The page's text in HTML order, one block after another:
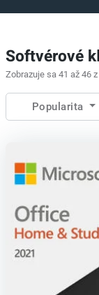
Softvérové
Zobrazuje sa 41 až 46
Popularita